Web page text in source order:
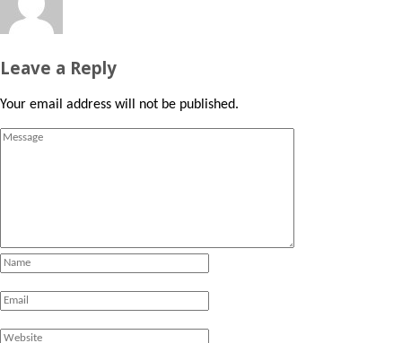
Leave a Reply
Your email address will not be published.